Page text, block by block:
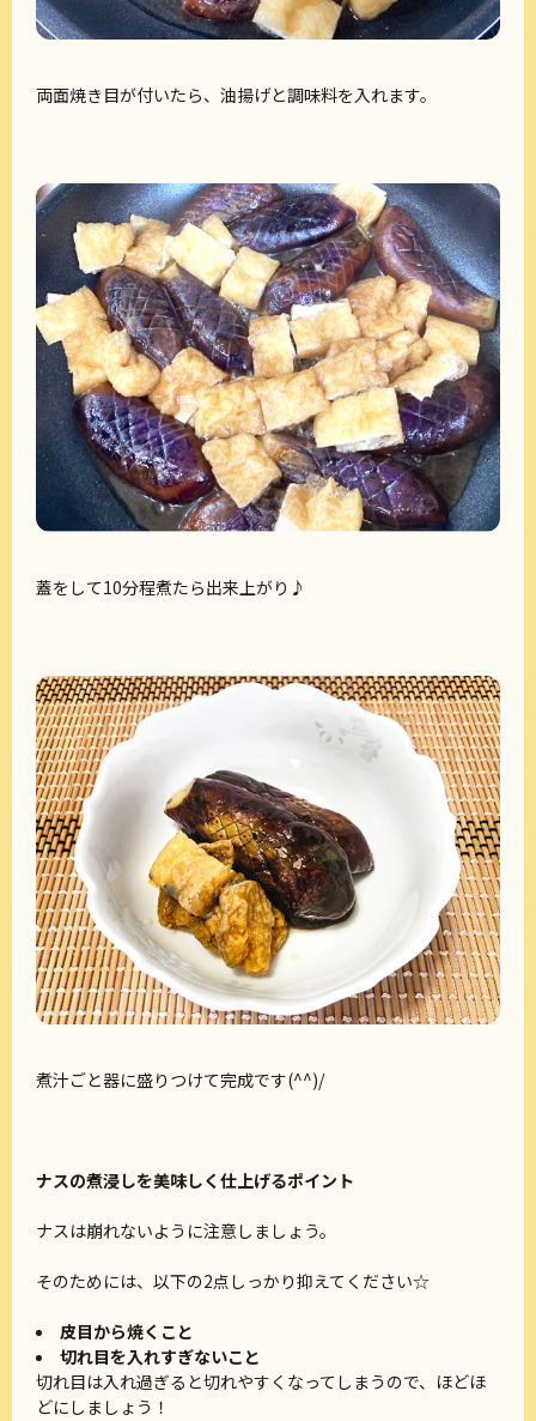
両面焼き目が付いたら、油揚げと調味料を入れます。
蓋をして10分程煮たら出来上がり♪
煮汁ごと器に盛りつけて完成です(^^)/
ナスの煮浸しを美味しく仕上げるポイント
ナスは崩れないように注意しましょう。
そのためには、以下の2点しっかり抑えてください☆
皮目から焼くこと
切れ目を入れすぎないこと
切れ目は入れ過ぎると切れやすくなってしまうので、ほどほ
どにしましょう！